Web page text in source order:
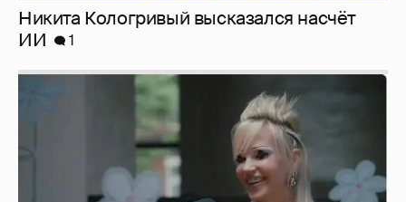
Никита Кологривый высказался насчёт
ИИ
1